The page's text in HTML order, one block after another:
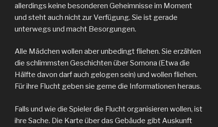
allerdings keine besonderen Geheimnisse im Moment
und steht auch nicht zur Verfügung. Sie ist gerade
unterwegs und macht Besorgungen.
Alle Mädchen wollen aber unbedingt fliehen. Sie erzählen
die schlimmsten Geschichten über Somona (Etwa die
Hälfte davon darf auch gelogen sein) und wollen fliehen.
Für ihre Flucht geben sie gerne die Informationen heraus.
Falls und wie die Spieler die Flucht organisieren wollen, ist
ihre Sache. Die Karte über das Gebäude gibt Auskunft